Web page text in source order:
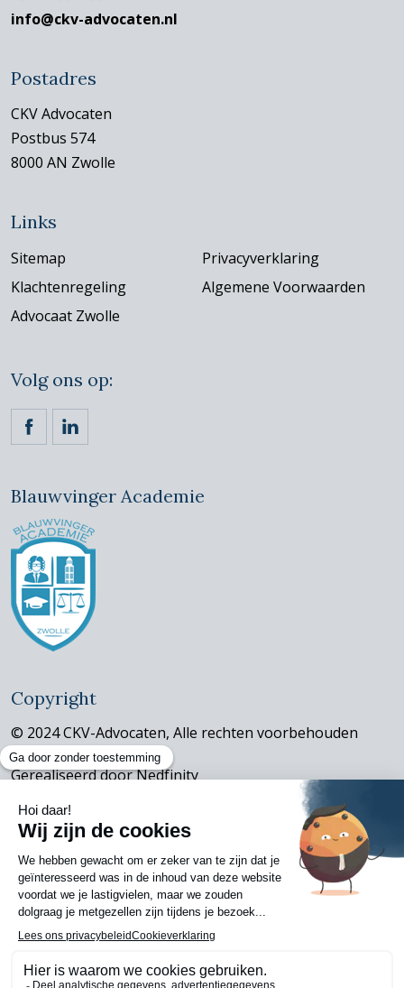
info@ckv-advocaten.nl
Postadres
CKV Advocaten
Postbus 574
8000 AN Zwolle
Links
Sitemap
Privacyverklaring
Klachtenregeling
Algemene Voorwaarden
Advocaat Zwolle
Volg ons op:
Blauwvinger Academie
Copyright
© 2024 CKV-Advocaten, Alle rechten voorbehouden
Gerealiseerd doorNedfinity